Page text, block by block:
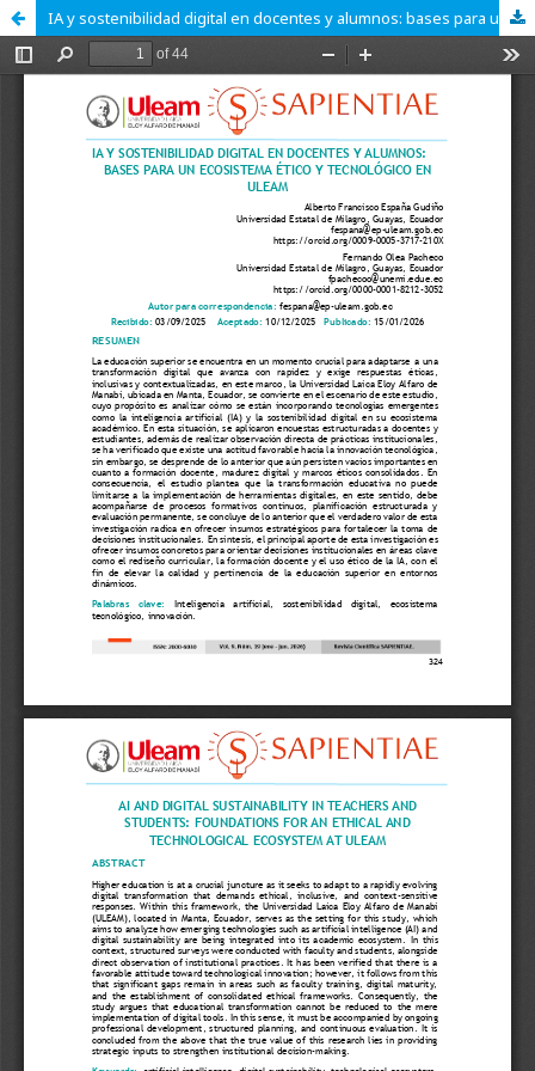
IA y sostenibilidad digital en docentes y alumnos: bases para un ecosistema ético y tecnológico en la ULEAM